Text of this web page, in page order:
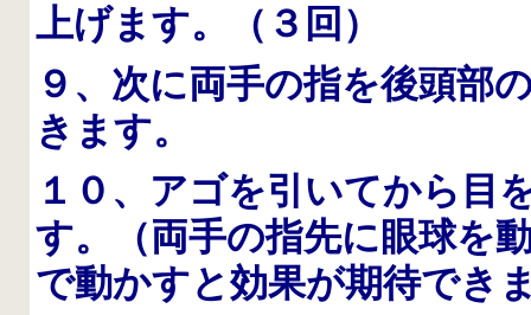
上げます。（３回）
９、次に両手の指を後頭部
きます。
１０、アゴを引いてから目
す。（両手の指先に眼球を
で動かすと効果が期待でき